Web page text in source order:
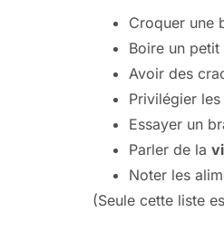
Croquer une
Boire un petit
Avoir des
Privilégier
Essayer un
Parler de la
Noter les
(Seule cette liste